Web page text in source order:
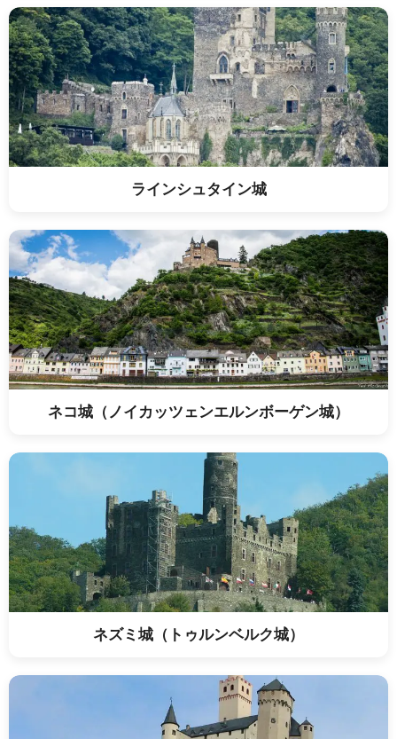
ラインシュタイン城
ネコ城（ノイカッツェンエルンボーゲン城）
ネズミ城（トゥルンベルク城）